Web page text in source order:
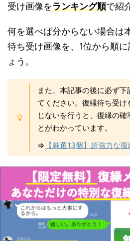
受け画像をランキング順で紹
何を選べば分からない場合は
待ち受け画像を、1位から順
ょう。
また、本記事の後に必ず
てください。復縁待ち受け
じないを行うと、復縁の
とがわかっています。
⇒ 【厳選13個】超強力な